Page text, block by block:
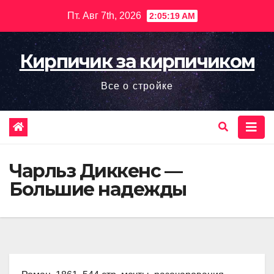
содержимому
Пт. Авг 7th, 2026 2:05:20 AM
Кирпичик за кирпичиком
Все о стройке
Чарльз Диккенс —
Большие надежды